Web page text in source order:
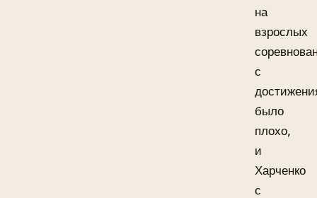
на
взрослых
с
было
плохо,
и
Харченко
с